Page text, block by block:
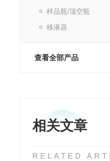
样品瓶/顶空瓶
移液器
查看全部产品
相关文章
RELATED